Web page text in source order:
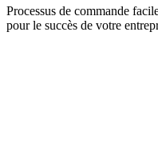
Processus de commande
pour le succès de votre